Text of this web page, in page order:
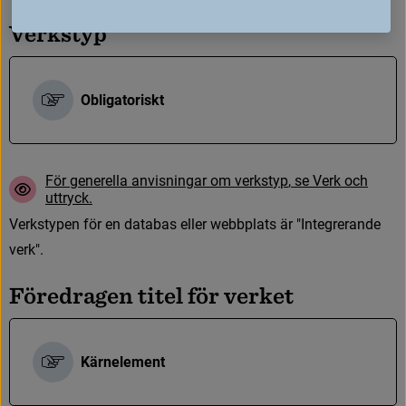
Verkstyp
Obligatoriskt
För generella anvisningar om verkstyp, se Verk och
uttryck.
Verkstypen för en databas eller webbplats är "Integrerande
verk".
Föredragentitelförverket
Kärnelement